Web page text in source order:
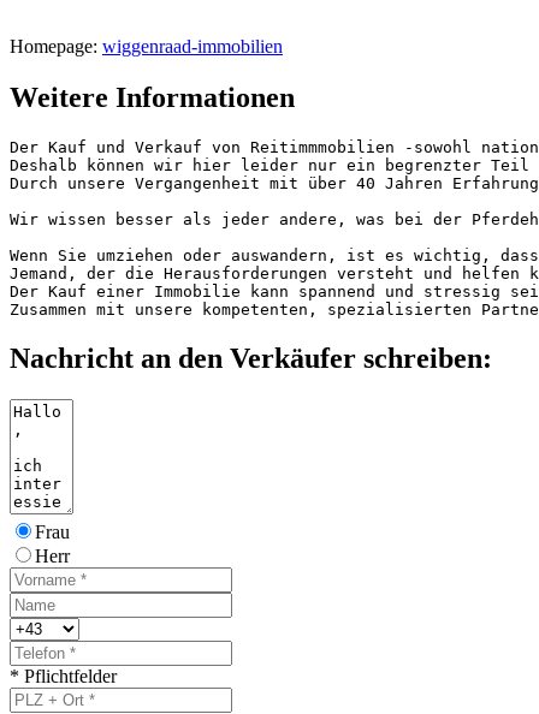
Homepage: wiggenraad-immobilien
Weitere Informationen
Der Kauf und Verkauf von Reitimmmobilien -sowohl
Deshalb können wir hier leider nur ein begrenzter Teil
Durch unsere Vergangenheit mit über 40 Jahren
Wir wissen besser als jeder andere, was bei der
Wenn Sie umziehen oder auswandern, ist es wichtig,
Jemand, der die Herausforderungen versteht und helfen
Der Kauf einer Immobilie kann spannend und stressig
Zusammen mit unsere kompetenten, spezialisierten
Nachricht an den Verkäufer schreiben:
Frau
Herr
* Pflichtfelder